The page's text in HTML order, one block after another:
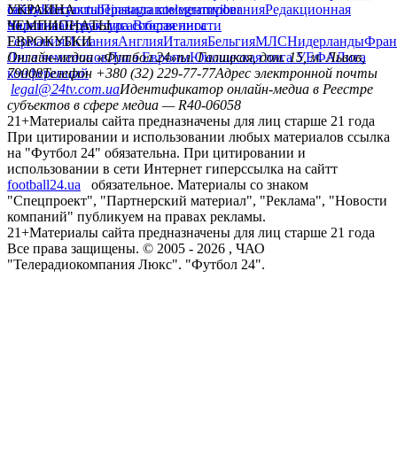
сайтуКонтактыПравила комментированияРедакционная
политикаСтруктура собственности
facebookxyoutubeinstagramtelegramviber
УКРАИНА
УкраинаПервая лигаВторая лига
ЧЕМПИОНАТЫ
ГерманияИспанияАнглияИталияБельгияМЛСНидерланды
ЕВРОКУБКИ
Лига чемпионовЛига ЕвропыЮношеская лига УЕФАЛига
конференций
Онлайн-медиа «Футбол 24»пл. Галицкая, дом. 15, м. Львов,
79008Телефон +380 (32) 229-77-77Адрес электронной почты
legal@24tv.com.uaИдентификатор онлайн-медиа в Реестре
субъектов в сфере медиа — R40-06058
21+Материалы сайта предназначены для лиц старше 21 года
При цитировании и использовании любых материалов ссылка
на "Футбол 24" обязательна. При цитировании и
использовании в сети Интернет гиперссылка на сайтт
football24.ua
обязательное. Материалы со знаком
"Спецпроект", "Партнерский материал", "Реклама", "Новости
компаний" публикуем на правах рекламы.
21+Материалы сайта предназначены для лиц старше 21 года
Все права защищены. © 2005 - 2026 , ЧАО
"Телерадиокомпания Люкс". "Футбол 24".